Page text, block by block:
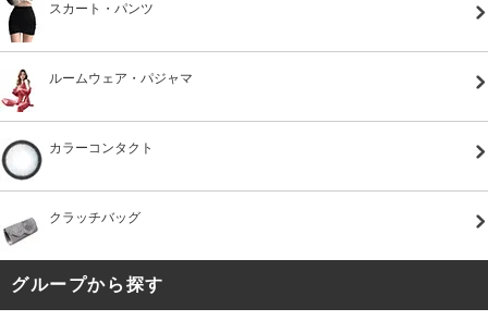
スカート・パンツ
ルームウェア・パジャマ
カラーコンタクト
クラッチバッグ
グループから探す